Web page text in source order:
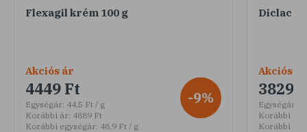
Flexagil krém 100 g
Akciós ár
4449 Ft
Egységár: 44,5 Ft / g
Korábbi ár: 4889 Ft
Korábbi egységár: 48,9 Ft / g
-9%
Diclac
Akciós ár
3829
Egységár:
Korábbi ár:
Korábbi